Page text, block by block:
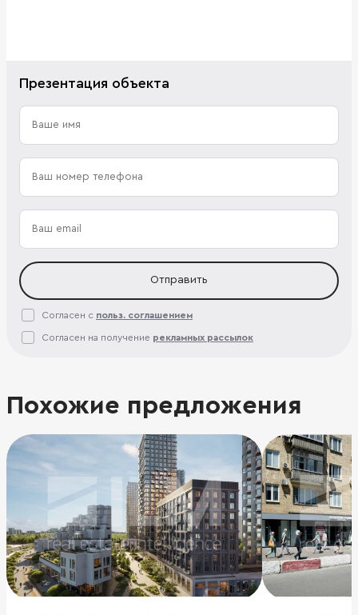
Презентация объекта
Отправить
Согласен с польз. соглашением
Согласен на получение рекламных рассылок
Похожие предложения